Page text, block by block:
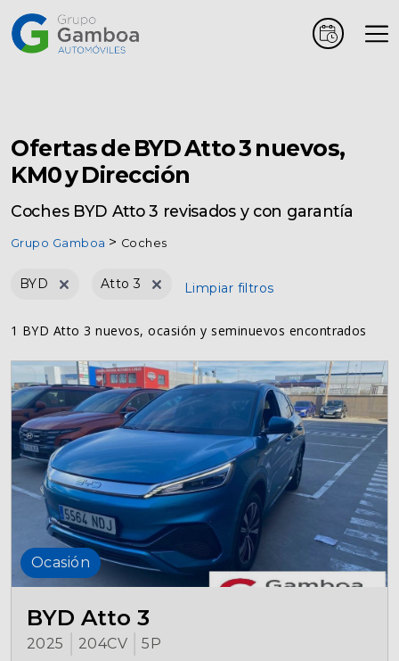
Marcas
Vehículos
Alquiler
Posventa
Seguros
Localizaciones
Gamboa
Contacto
Ofertas de BYD Atto 3 nuevos,
KM0 y Dirección
Coches BYD Atto 3 revisados y con garantía
Grupo Gamboa Coches
BYD Atto 3 Limpiar filtros
1 BYD Atto 3 nuevos, ocasión y seminuevos encontrados
Ocasión
BYD Atto 3
2025 204CV 5P